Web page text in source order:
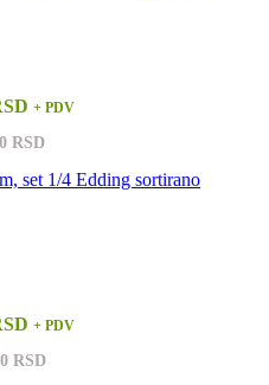
+ PDV
RSD
set 1/4 Edding sortirano
+ PDV
RSD